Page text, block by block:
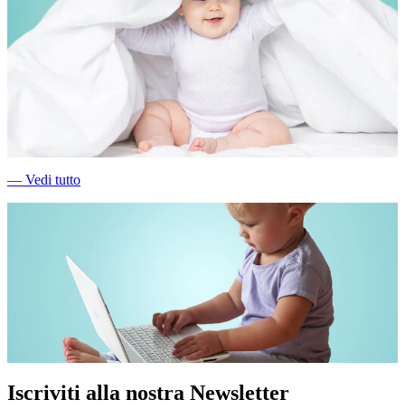
― Vedi tutto
Iscriviti alla nostra Newsletter